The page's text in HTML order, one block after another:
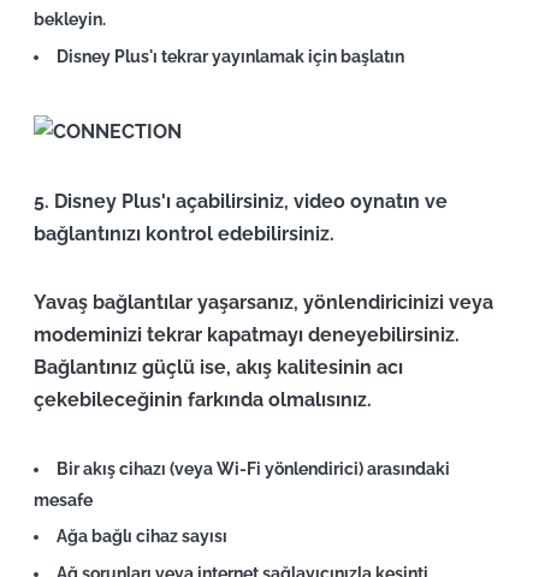
bekleyin.
Disney Plus'ı tekrar yayınlamak için başlatın
5. Disney Plus'ı açabilirsiniz, video oynatın ve
bağlantınızı kontrol edebilirsiniz.
Yavaş bağlantılar yaşarsanız, yönlendiricinizi veya
modeminizi tekrar kapatmayı deneyebilirsiniz.
Bağlantınız güçlü ise, akış kalitesinin acı
çekebileceğinin farkında olmalısınız.
Bir akış cihazı (veya Wi-Fi yönlendirici) arasındaki
mesafe
Ağa bağlı cihaz sayısı
Ağ sorunları veya internet sağlayıcınızla kesinti